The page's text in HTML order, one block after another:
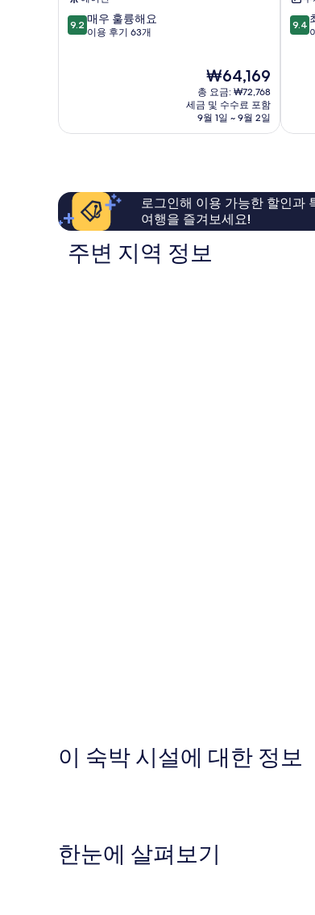
파
트
먼
10
점
우
요,
용
후
기
63
9.2 매우 훌륭해요
이용 후기 63개
현
재
요
금
₩64,169
₩64,169
총 요금: ₩72,768
세금 및 수수료 포함
9월 1일 ~ 9월 2일
스
3
군
10
점
고
용
후
1,671
9.4
로그인해 이용 가능한 할인과
여행을 즐겨보세요!
주변 지역 정보
이 숙박 시설에 대한 정보
한눈에 살펴보기